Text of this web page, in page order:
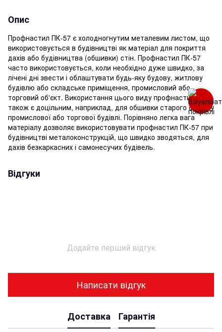
Опис
Профнастил ПК-57 є холодногнутим металевим листом, що
використовується в будівництві як матеріал для покриття
дахів або будівництва (обшивки) стін. Профнастил ПК-57
часто використовується, коли необхідно дуже швидко, за
лічені дні звести і облаштувати будь-яку будову, житлову
будівлю або складське приміщення, промисловий або
торговий об'єкт. Використання цього виду профнастилу
також є доцільним, наприклад, для обшивки старого фасаду
промислової або торгової будівлі. Порівняно легка вага
матеріалу дозволяє використовувати профнастил ПК-57 при
будівництві металоконструкцій, що швидко зводяться, для
дахів безкаркасних і самонесучих будівель.
Відгуки
Додайте перший відгук
Написати відгук
Доставка Гарантія